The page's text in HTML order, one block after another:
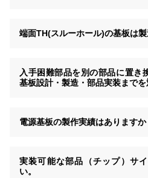
端面TH(スルーホール)の基板は
入手困難部品を別の部品に置き
基板設計・製造・部品実装まで
電源基板の製作実績はありますか
実装可能な部品（チップ）サ
い。